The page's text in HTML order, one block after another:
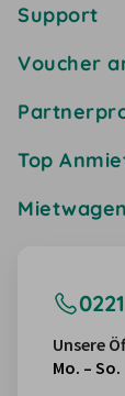
Support
Voucher
Top
Unsere
Mo. – So.